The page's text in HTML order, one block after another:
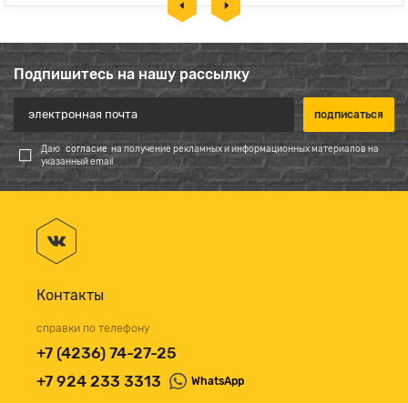
Подпишитесь на нашу рассылку
Даю согласие на получение рекламных и информационных материалов на
указанный email
Контакты
справки по телефону
+7 (4236) 74-27-25
+7 924 233 3313
WhatsApp